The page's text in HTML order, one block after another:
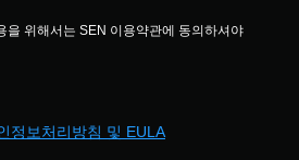
을 위해서는 SEN 이용약관에 동의하셔야
정보처리방침 및 EULA